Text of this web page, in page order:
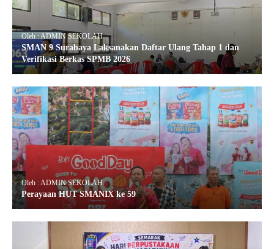
Oleh : ADMIN SEKOLAH
SMAN 9 Surabaya Laksanakan Daftar Ulang Tahap 1 dan
Verifikasi Berkas SPMB 2026
Oleh : ADMIN SEKOLAH
Perayaan HUT SMANIX ke 59